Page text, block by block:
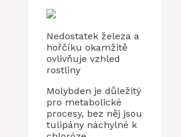
Nedostatek železa a
hořčíku okamžitě
ovlivňuje vzhled
rostliny
Molybden je důležitý
pro metabolické
procesy, bez něj jsou
tulipány náchylné k